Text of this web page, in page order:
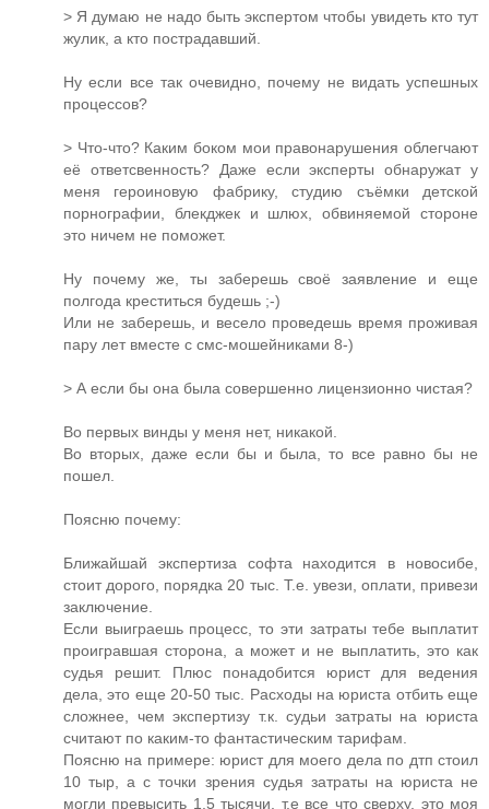
> Я думаю не надо быть экспертом чтобы увидеть кто тут
жулик, а кто пострадавший.
Ну если все так очевидно, почему не видать успешных
процессов?
> Что-что? Каким боком мои правонарушения облегчают
её ответсвенность? Даже если эксперты обнаружат у
меня героиновую фабрику, студию съёмки детской
порнографии, блекджек и шлюх, обвиняемой стороне
это ничем не поможет.
Ну почему же, ты заберешь своё заявление и еще
полгода креститься будешь ;-)
Или не заберешь, и весело проведешь время проживая
пару лет вместе с смс-мошейниками 8-)
> А если бы она была совершенно лицензионно чистая?
Во первых винды у меня нет, никакой.
Во вторых, даже если бы и была, то все равно бы не
пошел.
Поясню почему:
Ближайшай экспертиза софта находится в новосибе,
стоит дорого, порядка 20 тыс. Т.е. увези, оплати, привези
заключение.
Если выиграешь процесс, то эти затраты тебе выплатит
проигравшая сторона, а может и не выплатить, это как
судья решит. Плюс понадобится юрист для ведения
дела, это еще 20-50 тыс. Расходы на юриста отбить еще
сложнее, чем экспертизу т.к. судьи затраты на юриста
считают по каким-то фантастическим тарифам.
Поясню на примере: юрист для моего дела по дтп стоил
10 тыр, а с точки зрения судья затраты на юриста не
могли превысить 1,5 тысячи, т.е все что сверху, это моя